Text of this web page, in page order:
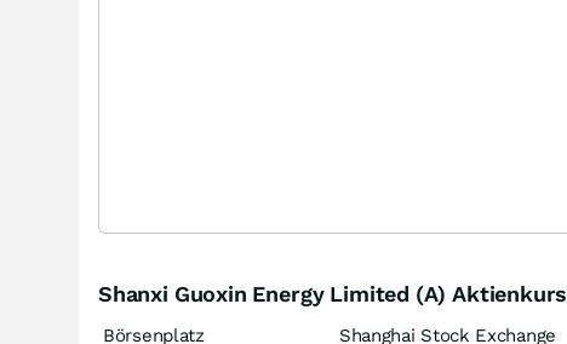
Shanxi Guoxin Energy Limited (A) Aktienkurs
Börsenplatz
Shanghai Stock Exchange